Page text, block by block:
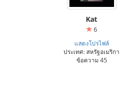
Kat
6
แสดงโปรไฟล์
ประเทศ: สหรัฐอเมริกา
ข้อความ 45